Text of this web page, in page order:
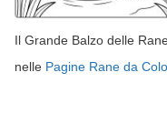
Il Grande Balzo delle
nelle Pagine Rane da